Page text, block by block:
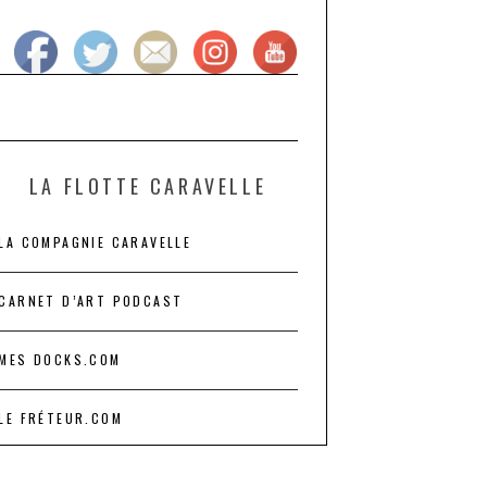
LA FLOTTE CARAVELLE
COMPAGNIE CARAVELLE
D’ART PODCAST
DOCKS.COM
FRÉTEUR.COM